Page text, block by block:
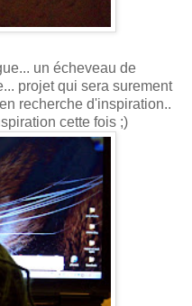
un écheveau de
projet qui sera surement
recherche d'inspiration..
cette fois ;)